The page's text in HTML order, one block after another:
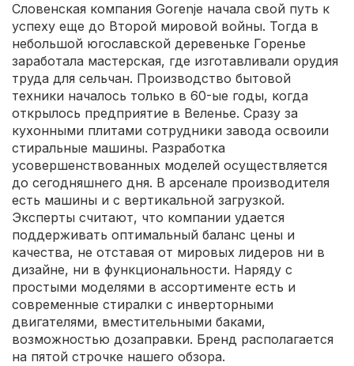
Словенская компания Gorenje начала свой путь к
успеху еще до Второй мировой войны. Тогда в
небольшой югославской деревеньке Горенье
заработала мастерская, где изготавливали орудия
труда для сельчан. Производство бытовой
техники началось только в 60-ые годы, когда
открылось предприятие в Веленье. Сразу за
кухонными плитами сотрудники завода освоили
стиральные машины. Разработка
усовершенствованных моделей осуществляется
до сегодняшнего дня. В арсенале производителя
есть машины и с вертикальной загрузкой.
Эксперты считают, что компании удается
поддерживать оптимальный баланс цены и
качества, не отставая от мировых лидеров ни в
дизайне, ни в функциональности. Наряду с
простыми моделями в ассортименте есть и
современные стиралки с инверторными
двигателями, вместительными баками,
возможностью дозаправки. Бренд располагается
на пятой строчке нашего обзора.